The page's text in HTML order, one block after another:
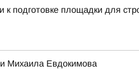
к подготовке площадки для
Михаила Евдокимова